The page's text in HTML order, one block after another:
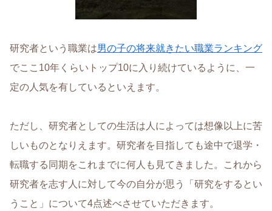
研究者という職業は男の子の将来就きたい職業ランキング
でここ10年くらいトップ10に入り続けているように、一
定の人気を有しているといえます。
ただし、研究者としての生活は人によっては想像以上に苦
しいものとなりえます。研究者を目指しても途中で退学・
転職する同期をこれまでに何人も見てきました。これから
研究者を志す人に対して今の自分が思う「研究をするとい
うこと」について4点述べさせていただきます。